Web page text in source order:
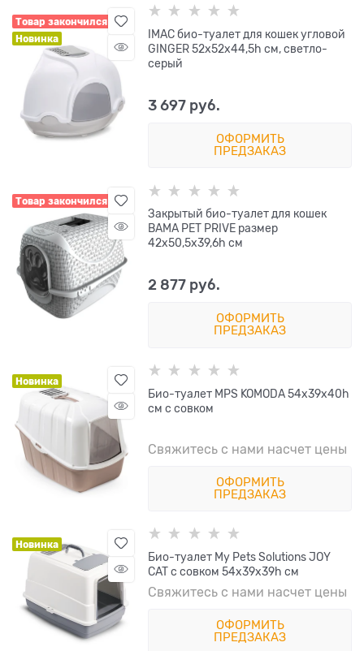
Товар закончился
Новинка
IMAC био-туалет для кошек угловой
GINGER 52х52х44,5h см, светло-
серый
3 697 руб.
ОФОРМИТЬ
ПРЕДЗАКАЗ
Товар закончился
Закрытый био-туалет для кошек
BAMA PET PRIVE размер
42х50,5х39,6h см
2 877 руб.
ОФОРМИТЬ
ПРЕДЗАКАЗ
Новинка
Био-туалет MPS KOMODA 54х39х40h
см с совком
Свяжитесь с нами насчет цены
ОФОРМИТЬ
ПРЕДЗАКАЗ
Новинка
Био-туалет My Pets Solutions JOY
CAT с совком 54x39x39h см
Свяжитесь с нами насчет цены
ОФОРМИТЬ
ПРЕДЗАКАЗ